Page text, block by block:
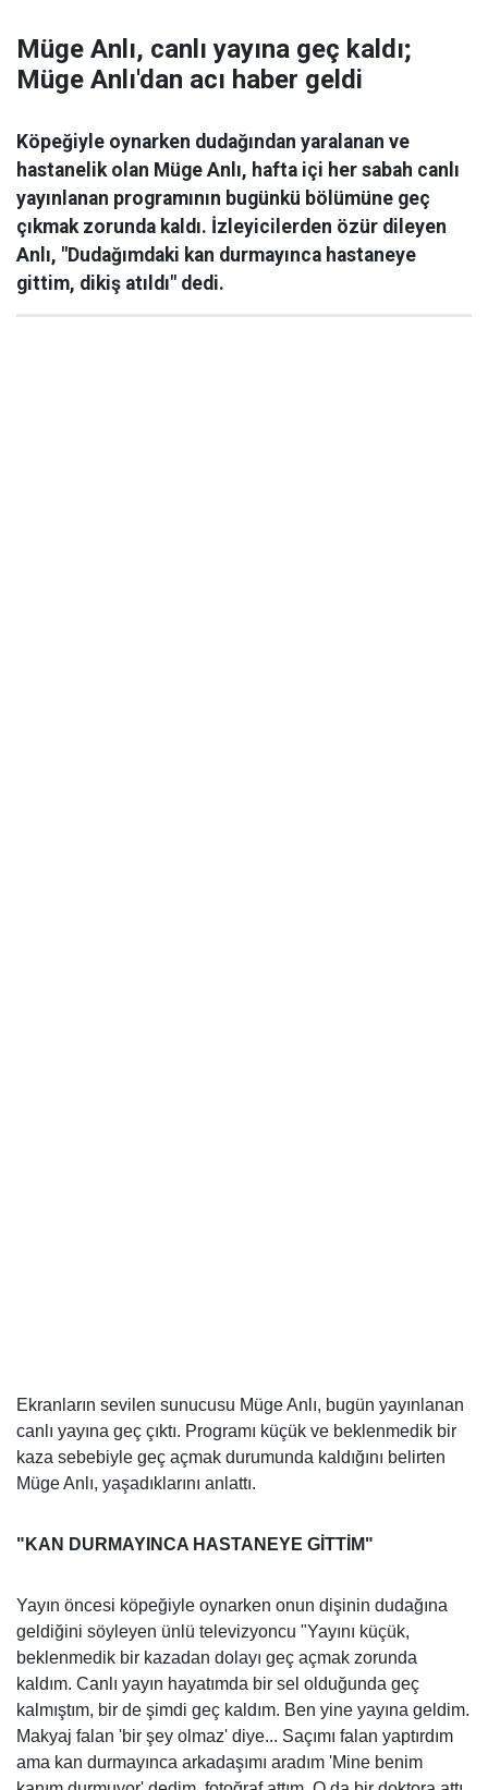
Müge Anlı, canlı yayına geç kaldı;
Müge Anlı'dan acı haber geldi
Köpeğiyle oynarken dudağından yaralanan ve
hastanelik olan Müge Anlı, hafta içi her sabah canlı
yayınlanan programının bugünkü bölümüne geç
çıkmak zorunda kaldı. İzleyicilerden özür dileyen
Anlı, "Dudağımdaki kan durmayınca hastaneye
gittim, dikiş atıldı" dedi.
Ekranların sevilen sunucusu Müge Anlı, bugün yayınlanan
canlı yayına geç çıktı. Programı küçük ve beklenmedik bir
kaza sebebiyle geç açmak durumunda kaldığını belirten
Müge Anlı, yaşadıklarını anlattı.
"KAN DURMAYINCA HASTANEYE GİTTİM"
Yayın öncesi köpeğiyle oynarken onun dişinin dudağına
geldiğini söyleyen ünlü televizyoncu "Yayını küçük,
beklenmedik bir kazadan dolayı geç açmak zorunda
kaldım. Canlı yayın hayatımda bir sel olduğunda geç
kalmıştım, bir de şimdi geç kaldım. Ben yine yayına geldim.
Makyaj falan 'bir şey olmaz' diye... Saçımı falan yaptırdım
ama kan durmayınca arkadaşımı aradım 'Mine benim